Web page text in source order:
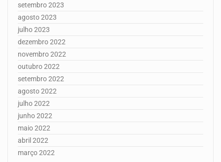
setembro 2023
agosto 2023
julho 2023
dezembro 2022
novembro 2022
outubro 2022
setembro 2022
agosto 2022
julho 2022
junho 2022
maio 2022
abril 2022
março 2022